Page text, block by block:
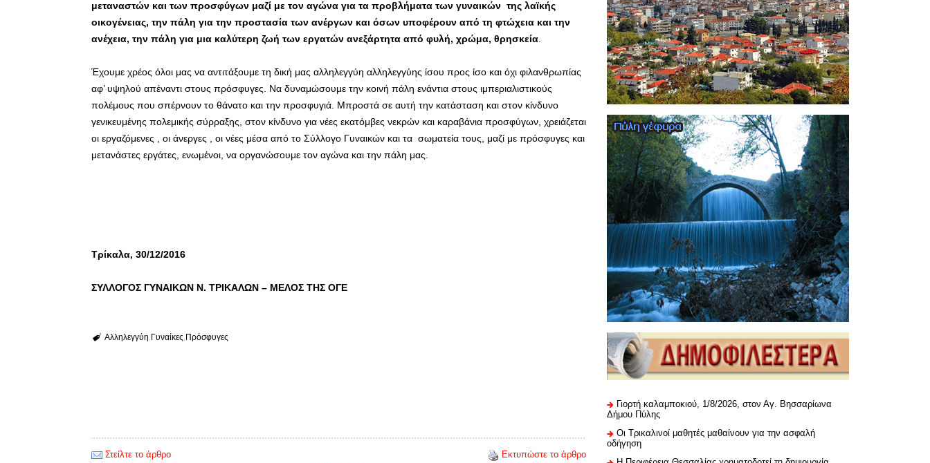
μεταναστών και των προσφύγων μαζί με τον αγώνα για τα προβλήματα των γυναικών της λαϊκής
οικογένειας, την πάλη για την προστασία των ανέργων και όσων υποφέρουν από τη φτώχεια και την
ανέχεια, την πάλη για μια καλύτερη ζωή των εργατών ανεξάρτητα από φυλή, χρώμα, θρησκεία
Έχουμε χρέος όλοι μας να αντιτάξουμε τη δική μας αλληλεγγύη αλληλεγγύης ίσου προς ίσο και όχι φιλανθρωπίας
αφ’ υψηλού απέναντι στους πρόσφυγες. Να δυναμώσουμε την κοινή πάλη ενάντια στους ιμπεριαλιστικούς
πολέμους που σπέρνουν το θάνατο και την προσφυγιά. Μπροστά σε αυτή την κατάσταση και στον κίνδυνο
γενικευμένης πολεμικής σύρραξης, στον κίνδυνο για νέες εκατόμβες νεκρών και καραβάνια προσφύγων, χρειάζεται
οι εργαζόμενες , οι άνεργες , οι νέες μέσα από το Σύλλογο Γυναικών και τα σωματεία τους, μαζί με πρόσφυγες και
μετανάστες εργάτες, ενωμένοι, να οργανώσουμε τον αγώνα και την πάλη μας.
Τρίκαλα, 30/12/2016
ΣΥΛΛΟΓΟΣ ΓΥΝΑΙΚΩΝ Ν. ΤΡΙΚΑΛΩΝ – ΜΕΛΟΣ ΤΗΣ ΟΓΕ
Αλληλεγγύη Γυναίκες Πρόσφυγες
Στείλτε το άρθρο
Εκτυπώστε το άρθρο
Γιορτή καλαμποκιού, 1/8/2026, στον Αγ. Βησσαρίωνα
Δήμου Πύλης
Οι Τρικαλινοί μαθητές μαθαίνουν για την ασφαλή
οδήγηση